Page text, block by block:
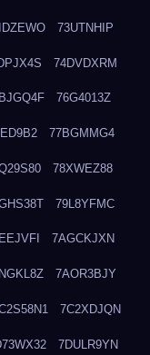
73UTNHIP
74DVDXRM
76G4013Z
77BGMMG4
78XWEZ88
79L8YFMC
7AGCKJXN
7AOR3BJY
7C2XDJQN
7DULR9YN